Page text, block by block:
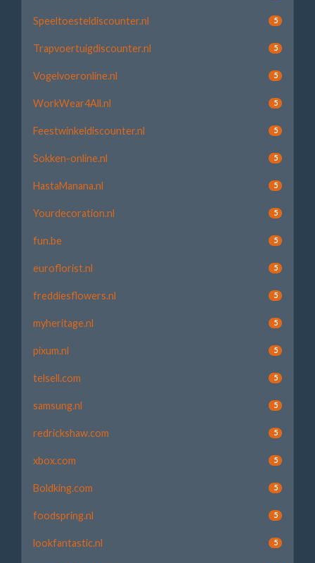
Speeltoesteldiscounter.nl 5
Trapvoertuigdiscounter.nl 5
Vogelvoeronline.nl 5
WorkWear4All.nl 5
Feestwinkeldiscounter.nl 5
Sokken-online.nl 5
HastaManana.nl 5
Yourdecoration.nl 5
fun.be 5
euroflorist.nl 5
freddiesflowers.nl 5
myheritage.nl 5
pixum.nl 5
telsell.com 5
samsung.nl 5
redrickshaw.com 5
xbox.com 5
Boldking.com 5
foodspring.nl 5
lookfantastic.nl 5